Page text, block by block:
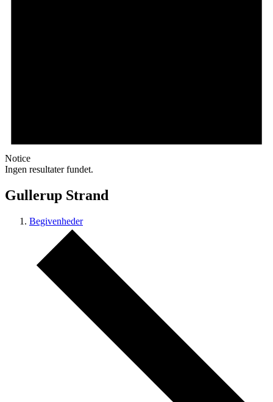
Notice
Ingen resultater fundet.
Gullerup Strand
Begivenheder